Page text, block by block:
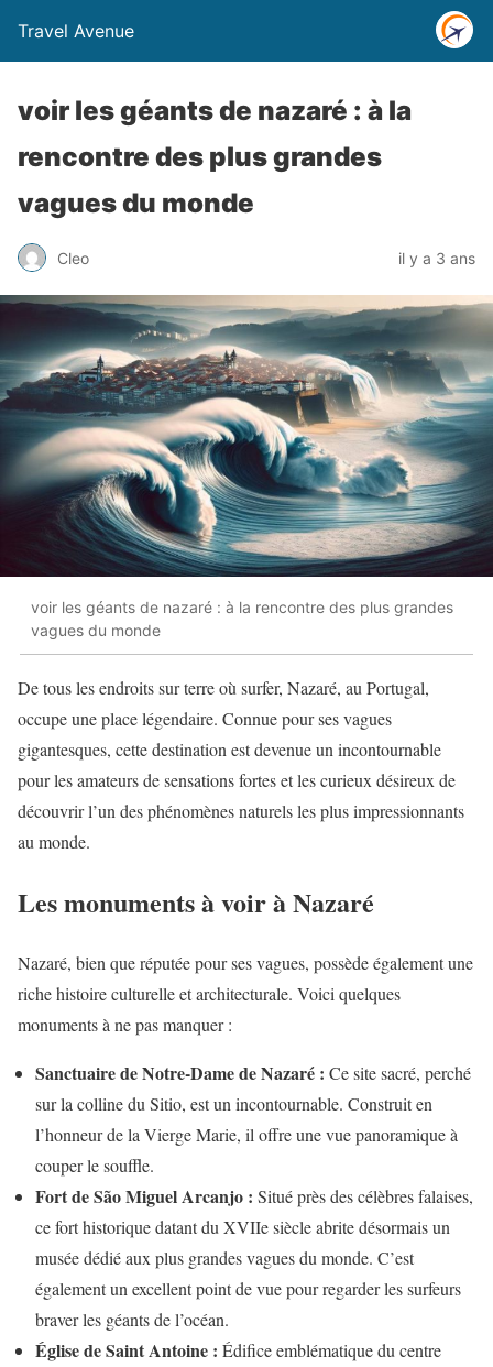
Travel Avenue
voir les géants de nazaré : à la
rencontre des plus grandes
vagues du monde
Cleo il y a 3 ans
voir les géants de nazaré : à la rencontre des plus grandes
vagues du monde
De tous les endroits sur terre où surfer, Nazaré, au Portugal,
occupe une place légendaire. Connue pour ses vagues
gigantesques, cette destination est devenue un incontournable
pour les amateurs de sensations fortes et les curieux désireux de
découvrir l’un des phénomènes naturels les plus impressionnants
au monde.
Les monuments à voir à Nazaré
Nazaré, bien que réputée pour ses vagues, possède également une
riche histoire culturelle et architecturale. Voici quelques
monuments à ne pas manquer :
Sanctuaire de Notre-Dame de Nazaré : Ce site sacré, perché
sur la colline du Sitio, est un incontournable. Construit en
l’honneur de la Vierge Marie, il offre une vue panoramique à
couper le souffle.
Fort de São Miguel Arcanjo : Situé près des célèbres falaises,
ce fort historique datant du XVIIe siècle abrite désormais un
musée dédié aux plus grandes vagues du monde. C’est
également un excellent point de vue pour regarder les surfeurs
braver les géants de l’océan.
Église de Saint Antoine : Édifice emblématique du centre